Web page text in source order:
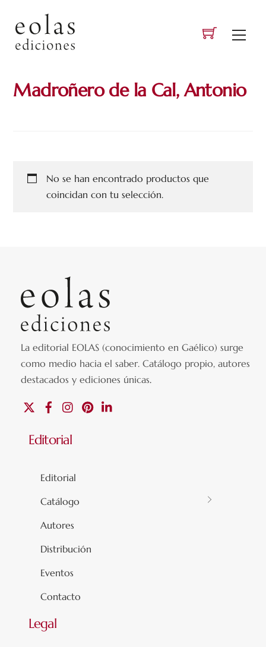
content
Madroñero de la Cal, Antonio
No se han encontrado productos que
coincidan con tu selección.
La editorial EOLAS (conocimiento en Gaélico) surge
como medio hacia el saber.Catálogo propio, autores
destacados y ediciones únicas.
FacebookInstagramPinterest
Editorial
Editorial
Catálogo
Autores
Distribución
Eventos
Contacto
Legal